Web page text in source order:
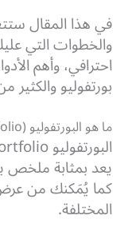
في هذا المقال
والخطوات التي
احترافي، وأهم
بورتفوليو والكثير
ما هو البورتفوليو (Portfolio)
يعد بمثابة ملخص
كما يُمَكنك من
المختلفة.